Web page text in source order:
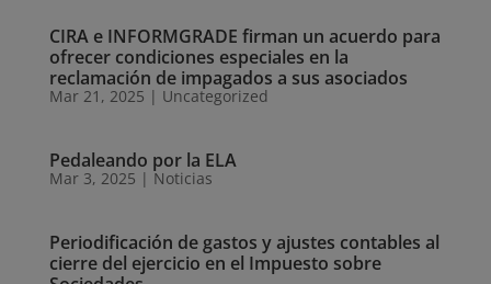
CIRA e INFORMGRADE firman un acuerdo para
ofrecer condiciones especiales en la
reclamación de impagados a sus asociados
Mar 21, 2025 | Uncategorized
Pedaleando por la ELA
Mar 3, 2025 | Noticias
Periodificación de gastos y ajustes contables al
cierre del ejercicio en el Impuesto sobre